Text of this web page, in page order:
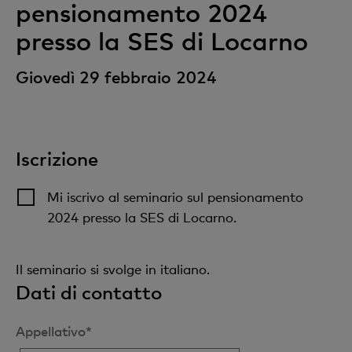
pensionamento 2024
presso la SES di Locarno
Giovedì 29 febbraio 2024
Iscrizione
Mi iscrivo al seminario sul pensionamento
2024 presso la SES di Locarno.
Il seminario si svolge in italiano.
Dati di contatto
Appellativo*